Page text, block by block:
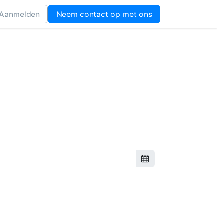
Neem contact op met ons